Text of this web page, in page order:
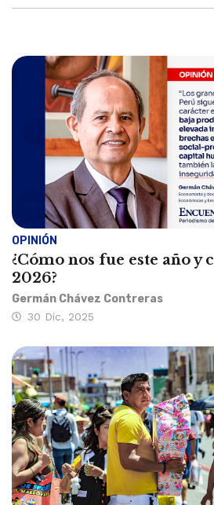
OPINIÓN
¿Cómo nos fue este año y
2026?
Germán Chávez Contreras
30 Dic, 2025